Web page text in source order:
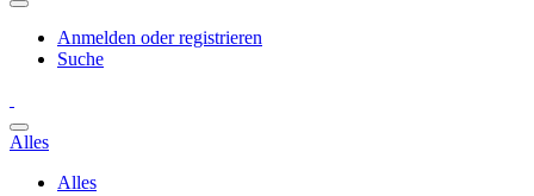
Anmelden oder registrieren
Suche
Alles
Alles